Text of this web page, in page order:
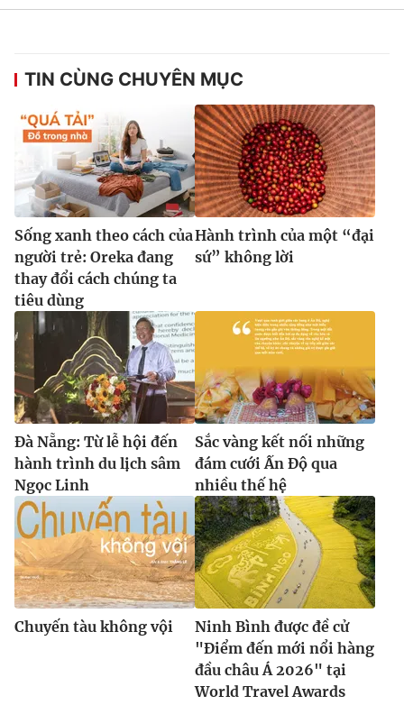
TIN CÙNG CHUYÊN MỤC
Sống xanh theo cách của
người trẻ: Oreka đang
thay đổi cách chúng ta
tiêu dùng
Hành trình của một “đại
sứ” không lời
Đà Nẵng: Từ lễ hội đến
hành trình du lịch sâm
Ngọc Linh
Sắc vàng kết nối những
đám cưới Ấn Độ qua
nhiều thế hệ
Chuyến tàu không vội
Ninh Bình được đề cử
"Điểm đến mới nổi hàng
đầu châu Á 2026" tại
World Travel Awards